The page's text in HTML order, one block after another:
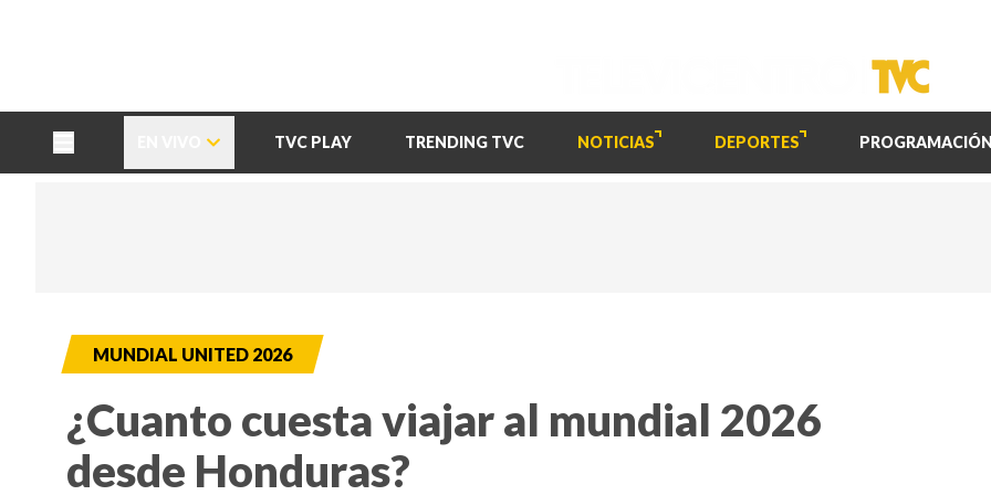
TVC PLAY TRENDING TVC NOTICIAS DEPORTES PROGRAMACIÓN
MUNDIAL UNITED 2026
¿Cuanto cuesta viajar al mundial 2026
desde Honduras?